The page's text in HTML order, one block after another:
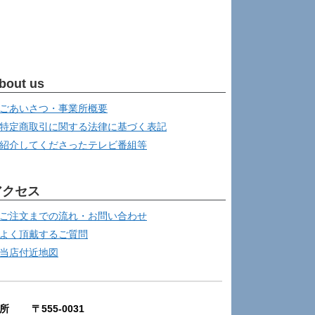
us
ごあいさつ・事業所概要
特定商取引に関する法律に基づく表記
紹介してくださったテレビ番組等
セス
ご注文までの流れ・お問い合わせ
よく頂戴するご質問
当店付近地図
所 〒555-0031